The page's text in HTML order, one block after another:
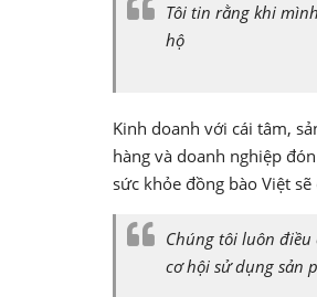
Tôi tin rằng khi
hộ
Kinh doanh với cái tâm,
hàng và doanh nghiệp
sức khỏe đồng bào Việt
Chúng tôi luôn
cơ hội sử dụng sản